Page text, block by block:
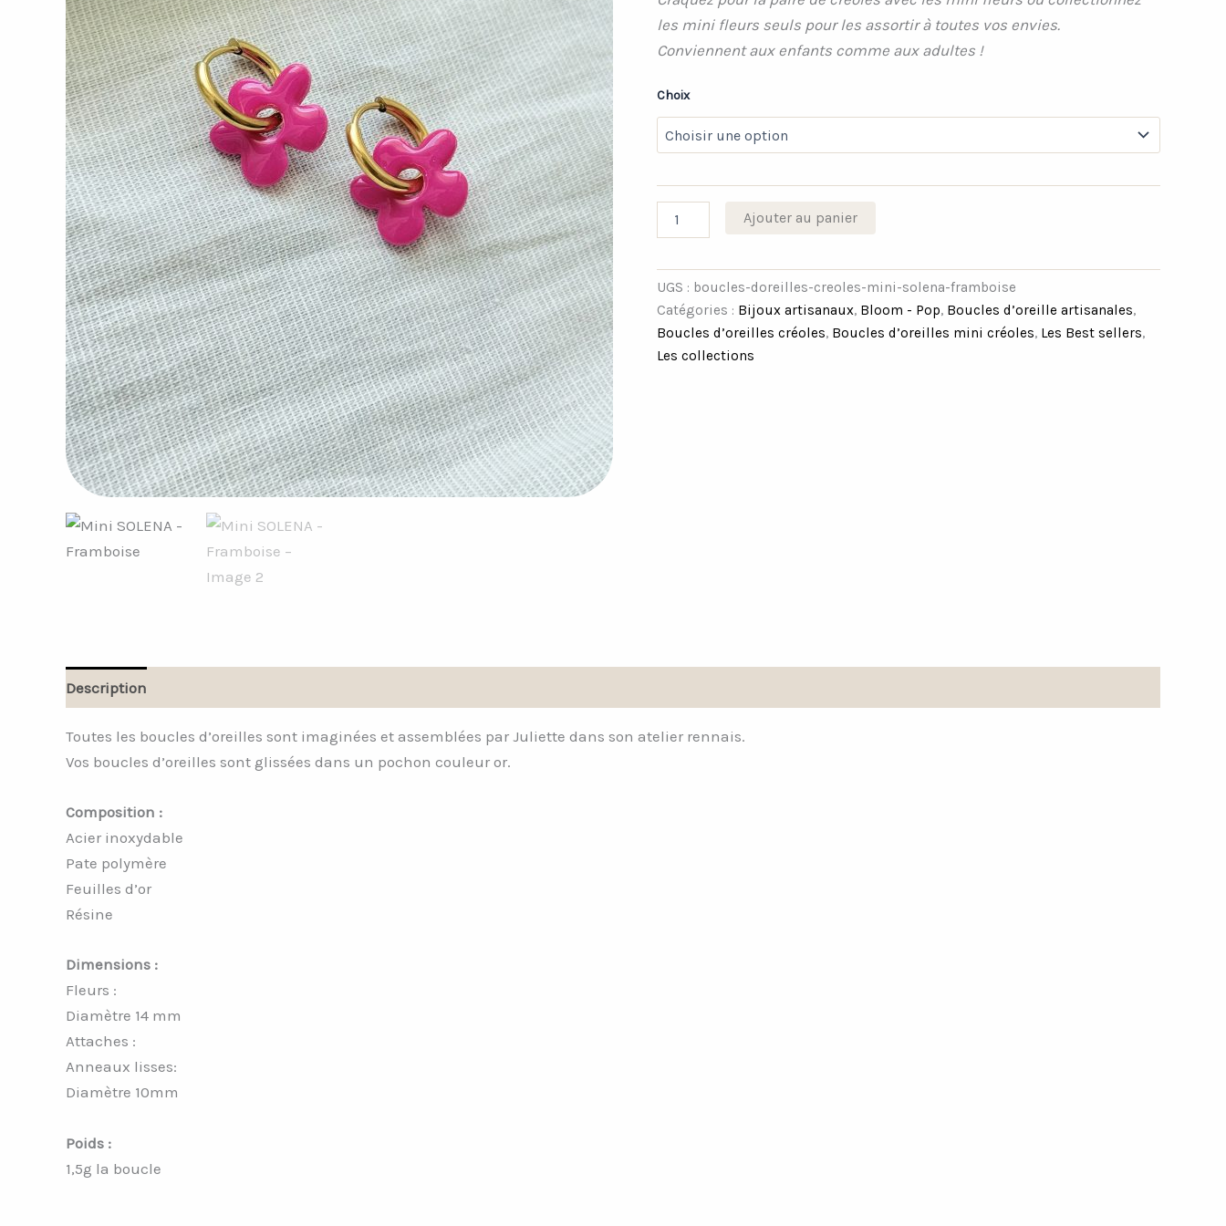
les mini fleurs seuls pour les assortir à toutes vos envies.
Conviennent aux enfants comme aux adultes !
Choix
Ajouter au panier
UGS : boucles-doreilles-creoles-mini-solena-framboise
Catégories : Bijoux artisanaux, Bloom - Pop, Boucles d’oreille artisanales,
Boucles d’oreilles créoles, Boucles d’oreilles mini créoles, Les Best sellers,
Les collections
Description
Toutes les boucles d’oreilles sont imaginées et assemblées par Juliette dans son atelier rennais.
Vos boucles d’oreilles sont glissées dans un pochon couleur or.
Composition :
Acier inoxydable
Pate polymère
Feuilles d’or
Résine
Dimensions :
Fleurs :
Diamètre 14 mm
Attaches :
Anneaux lisses:
Diamètre 10mm
Poids :
1,5g la boucle